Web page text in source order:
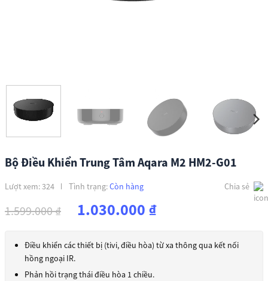
Bộ Điều Khiển Trung Tâm Aqara M2 HM2-G01
Lượt xem: 324 Tình trạng:Còn hàng Chia sẻ
1.599.000₫ Giá
gốc
1.599.000 ₫.
1.030.000 ₫Giá
là:
Điều khiển các thiết bị (tivi, điều hòa) từ xa thông qua kết nối
hồng ngoại IR.
Phản hồi trạng thái điều hòa 1 chiều.